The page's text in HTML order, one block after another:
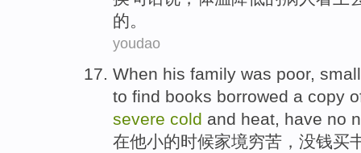
的。
youdao
When his family was poor, small
to find books borrowed a copy
severe cold and heat, have no
在他小的时候家境穷苦 ， 没钱买